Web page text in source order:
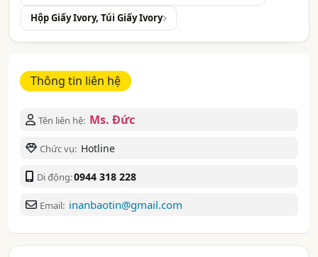
Hộp Giấy Ivory, Túi Giấy Ivory
Thông tin liên hệ
Tên liên hệ: Ms. Đức
Chức vụ: Hotline
Di động:0944 318 228
Email: inanbaotin@gmail.com